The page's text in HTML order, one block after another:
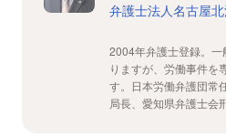
弁護士法人名古屋
2004年弁護士登録。
りますが、労働事件を
す。日本労働弁護団常
局長、愛知県弁護士会